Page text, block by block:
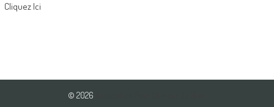
Cliquez Ici
© 2026